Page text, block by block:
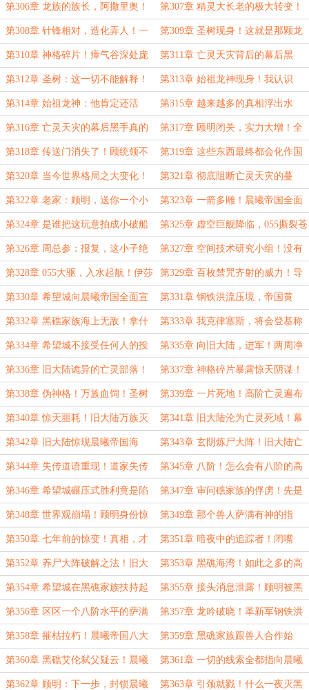
不配！一团乱麻啊！ 自精灵族神明的邀请！
第306章 龙族的族长，阿撒里奥！
一万两千岁，相当年轻！
第307章 精灵大长老的极大转变！
张道长代师收徒！
第308章 针锋相对，造化弄人！一
人、两龙、三精灵！
第309章 圣树现身！这就是那颗龙
蛋？！
第310章 神格碎片！瘴气谷深处庞
大的存在，不是龙神！
第311章 亡灵天灾背后的幕后黑
手！无能为力的悲剧！
第312章 圣树：这一切不能解释！
龙神腐化始末！龙蛋孵化在即！
第313章 始祖龙神现身！我认识
你，就是你用极具毁灭之力的武器杀
了我！
第314章 始祖龙神：他肯定还活
着，当年让我腐化的真凶就是……！
第315章 越来越多的真相浮出水
面！兽灵失踪！最直接的证据！
第316章 亡灵天灾的幕后黑手真的
会是他吗？顾明的全新魔法收获！
第317章 顾明闭关，实力大增！全
新突破，二阶道术，三阶德鲁伊！
第318章 传送门消失了！顾统领不
会是失去传送门能力了吧！
第319章 这些东西最终都会化作国
家实力，融入到整个国家的每一寸角
落！
第320章 当今世界格局之大变化！
真正的世界主宰！顾明带来了好消
息！
第321章 彻底阻断亡灵天灾的蔓
延！海军力量必须得尽快壮大起来
了！
第322章 老家：顾明，送你一个小
玩意！顾明：你管055叫小玩具？！
第323章 一箭多雕！晨曦帝国全面
解放计划！
第324章 是谁把这玩意拍成小破船
的！055大驱——希望舰进发！
第325章 虚空巨舰降临，055撕裂苍
穹！好难啊，顾大指挥要选谁呢！
第326章 周总参：报复，这小子绝
对是在报复！截然相反，双线作战！
第327章 空间技术研究小组！没有
人规定谈恋爱只能选一个啊！
第328章 055大驱，入水起航！伊莎
贝拉：我可以和奥利维亚一起……！
第329章 百枚禁咒齐射的威力！导
弹能锁定神吗？！
第330章 希望城向晨曦帝国全面宣
战！战争开始了！
第331章 钢铁洪流压境，帝国黄
昏！顾明叛逆胆敢对我晨曦帝国发
兵！
第332章 黑礁家族海上无敌！拿什
么打顾明？骑士的马刀还是魔法师火
球！
第333章 我克律塞斯，将会登基称
帝！八大家族的末路时代！
第334章 希望城不接受任何人的投
降！白花花的银子，怎么能分给穷人
呢！
第335章 向旧大陆，进军！两周净
化千里！希望城A期隐蔽工程！
第336章 旧大陆诡异的亡灵部落！
这种高阶的亡灵生物怎么会在这里！
第337章 神格碎片暴露惊天阴谋！
不是天灾是人祸！神格碎片强行养
尸！
第338章 伪神格！万族血饲！圣树
之上的神明层级必定无敌于世！
第339章 一片死地！高阶亡灵遍布
旧大陆！幕后黑手所需能量远超神明
极限
第340章 惊天噩耗！旧大陆万族灭
绝！智慧生命集体蒸发！
第341章 旧大陆沦为亡灵死域！幕
后黑手灭世！我们到底在和什么战
斗？！
第342章 旧大陆惊现晨曦帝国海
军！早该死掉的神秘兽人萨满！
第343章 玄阴炼尸大阵！旧大陆亡
灵部落挖出禁忌血阵！
第344章 失传道语重现！道家失传
禁术惊现异界！
第345章 八阶！怎么会有八阶的高
级亡灵！这分明是道家封印术！
第346章 希望城碾压式胜利竟是陷
阱？！一旦亡灵天灾污染在希望城爆
发！
第347章 审问礁家族的俘虏！先是
一顿拳脚，然后是老虎凳、辣椒水、
烙铁
第348章 世界观崩塌！顾明身份惊
呆俘虏！传说级大佬竟如此年轻？！
第349章 那个兽人萨满有神的指
引！那眼睛不像人眼睛！
第350章 七年前的惊变！真相，才
刚刚浮出水面！
第351章 暗夜中的追踪者！闭嘴
吧，能活着回来就不错了！
第352章 养尸大阵破解之法！旧大
陆的幸存者！
第353章 黑礁海湾！如此之多的高
阶战力，整个晨曦帝国都拿不出来！
第354章 希望城在黑礁家族扶持起
来的暗子——哈林·黑礁！
第355章 接头消息泄露！顾明被黑
礁家族包围，插翅难逃！
第356章 区区一个八阶水平的萨满
大祭司，你出动两位核武级？
第357章 龙吟破晓！革新军钢铁洪
流席卷黑礁！黑礁湾的末日审判！
第358章 摧枯拉朽！晨曦帝国八大
家族之黑礁，除名！
第359章 黑礁家族跟兽人合作始
末！他们要帮助黑礁家族夺取皇位！
第360章 黑礁艾伦弑父疑云！晨曦
家的皇位也该换人坐坐了！
第361章 一切的线索全都指向晨曦
帝都！恐怕你得做好最坏的打算了！
第362章 顾明：下一步，封锁晨曦 第363章 引颈就戮！什么一夜灭黑